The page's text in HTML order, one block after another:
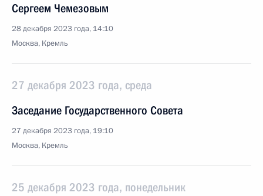
Сергеем Чемезовым
28 декабря 2023 года, 14:10
Москва, Кремль
27 декабря 2023 года, среда
Заседание Государственного Совета
27 декабря 2023 года, 19:10
Москва, Кремль
25 декабря 2023 года, понедельник